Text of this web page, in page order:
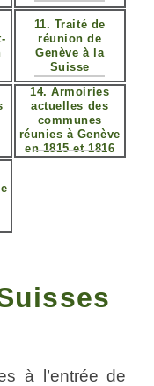
11. Traité de
réunion de
Genève à la
Suisse
14. Armoiries
actuelles des
communes
réunies à Genève
en 1815 et 1816
à l’entrée de